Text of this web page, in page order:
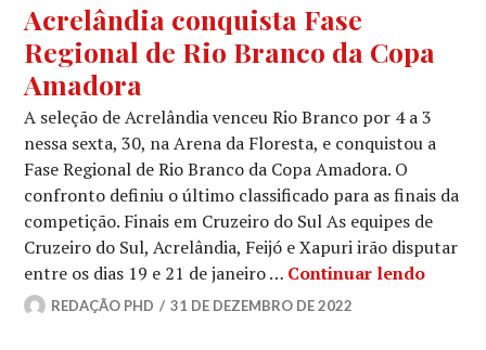
Acrelândia conquista Fase
Regional de Rio Branco da Copa
Amadora
A seleção de Acrelândia venceu Rio Branco por 4 a 3
nessa sexta, 30, na Arena da Floresta, e conquistou a
Fase Regional de Rio Branco da Copa Amadora. O
confronto definiu o último classificado para as finais da
competição. Finais em Cruzeiro do Sul As equipes de
Cruzeiro do Sul, Acrelândia, Feijó e Xapuri irão disputar
entre os dias 19 e 21 de janeiro … Continuar lendo
REDAÇÃO PHD 31 DE DEZEMBRO DE 2022